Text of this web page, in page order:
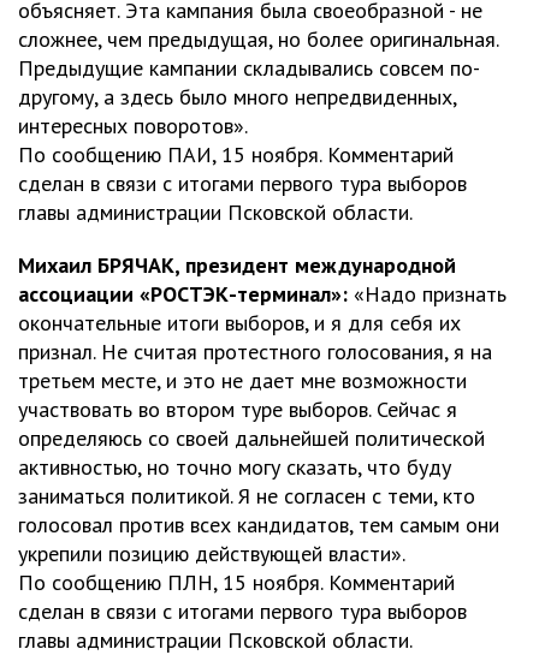
объясняет. Эта кампания была своеобразной - не
сложнее, чем предыдущая, но более оригинальная.
Предыдущие кампании складывались совсем по-
другому, а здесь было много непредвиденных,
интересных поворотов».
По сообщению ПАИ, 15 ноября. Комментарий
сделан в связи с итогами первого тура выборов
главы администрации Псковской области.
Михаил БРЯЧАК, президент международной
ассоциации «РОСТЭК-терминал»: «Надо признать
окончательные итоги выборов, и я для себя их
признал. Не считая протестного голосования, я на
третьем месте, и это не дает мне возможности
участвовать во втором туре выборов. Сейчас я
определяюсь со своей дальнейшей политической
активностью, но точно могу сказать, что буду
заниматься политикой. Я не согласен с теми, кто
голосовал против всех кандидатов, тем самым они
укрепили позицию действующей власти».
По сообщению ПЛН, 15 ноября. Комментарий
сделан в связи с итогами первого тура выборов
главы администрации Псковской области.